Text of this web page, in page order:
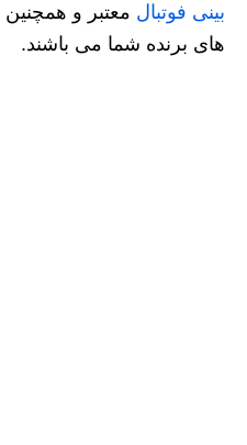
بینی فوتبال معتبر و همچنین
های برنده شما می باشند.